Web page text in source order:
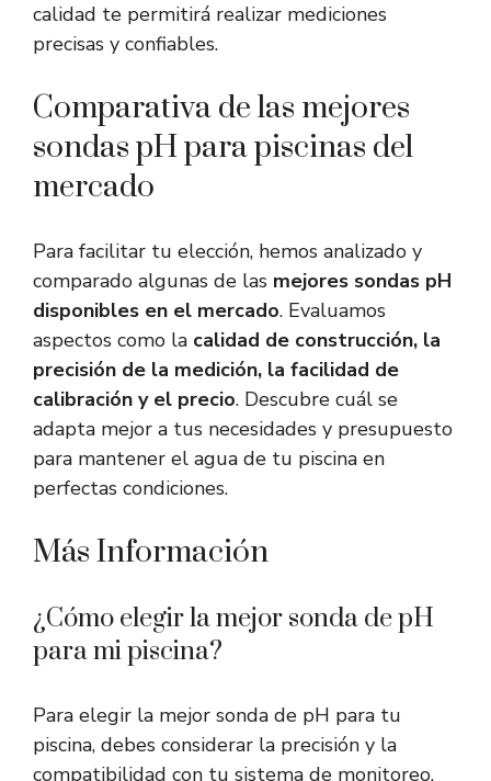
calidad te permitirá realizar mediciones
precisas y confiables.
Comparativa de las mejores
sondas pH para piscinas del
mercado
Para facilitar tu elección, hemos analizado y
comparado algunas de las mejores sondas pH
disponibles en el mercado. Evaluamos
aspectos como la calidad de construcción, la
precisión de la medición, la facilidad de
calibración y el precio. Descubre cuál se
adapta mejor a tus necesidades y presupuesto
para mantener el agua de tu piscina en
perfectas condiciones.
Más Información
¿Cómo elegir la mejor sonda de pH
para mi piscina?
Para elegir la mejor sonda de pH para tu
piscina, debes considerar la precisión y la
compatibilidad con tu sistema de monitoreo.